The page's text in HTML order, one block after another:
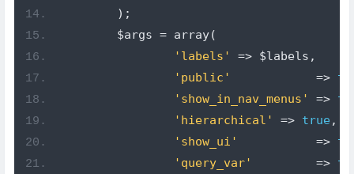
);
	$args
= array(
'labels'
=> $labels ,
'public'
=>
'show_in_nav_menus'
=>
'hierarchical'
=> true ,
'show_ui'
=>
'query_var'
=>